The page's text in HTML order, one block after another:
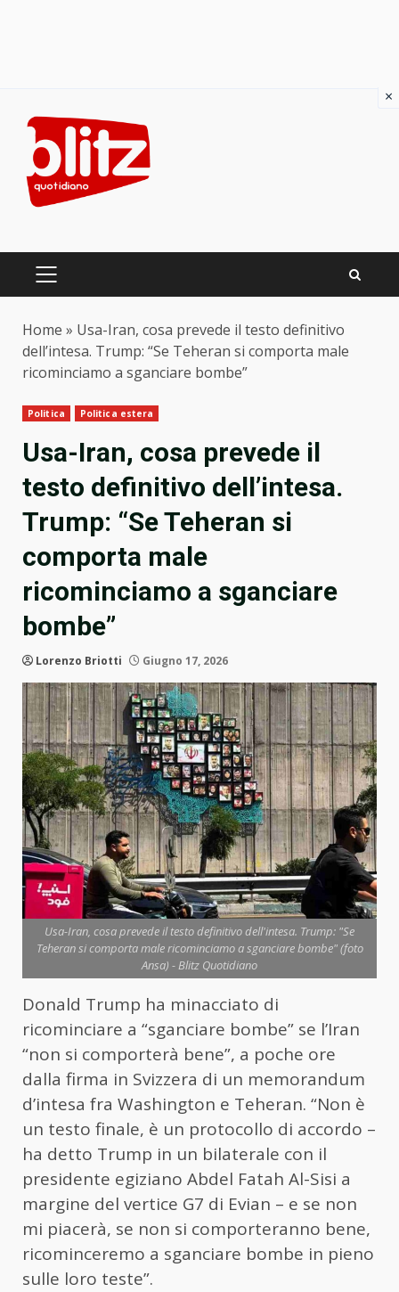
content
PRIMARY
Home » Usa-Iran, cosa prevede il testo definitivo
dell’intesa. Trump: “Se Teheran si comporta male
ricominciamo a sganciare bombe”
Politica Politica estera
Usa-Iran, cosa prevede il
testo definitivo dell’intesa.
Trump: “Se Teheran si
comporta male
ricominciamo a sganciare
bombe”
Lorenzo Briotti Giugno 17, 2026
Usa-Iran, cosa prevede il testo definitivo dell'intesa. Trump: "Se
Teheran si comporta male ricominciamo a sganciare bombe" (foto
Ansa) - Blitz Quotidiano
Donald Trump ha minacciato di
ricominciare a “sganciare bombe” se l’Iran
“non si comporterà bene”, a poche ore
dalla firma in Svizzera di un memorandum
d’intesa fra Washington e Teheran. “Non è
un testo finale, è un protocollo di accordo –
ha detto Trump in un bilaterale con il
presidente egiziano Abdel Fatah Al-Sisi a
margine del vertice G7 di Evian – e se non
mi piacerà, se non si comporteranno bene,
ricominceremo a sganciare bombe in pieno
sulle loro teste”.
×